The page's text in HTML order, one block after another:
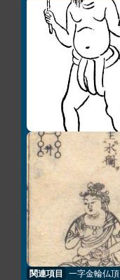
関連項目 一字金輪仏頂